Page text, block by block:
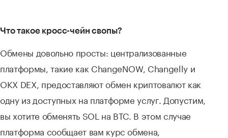
Что такое кросс-чейн свопы?
Обмены довольно просты: централизованные
платформы, такие как ChangeNOW, Changelly и
OKX DEX, предоставляют обмен криптовалют как
одну из доступных на платформе услуг. Допустим,
вы хотите обменять SOL на BTC. В этом случае
платформа сообщает вам курс обмена,